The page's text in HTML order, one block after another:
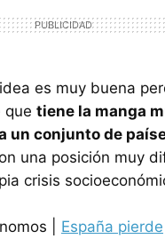
es muy buena
que tiene la manga
un conjunto de
una posición muy
crisis
| España pierde